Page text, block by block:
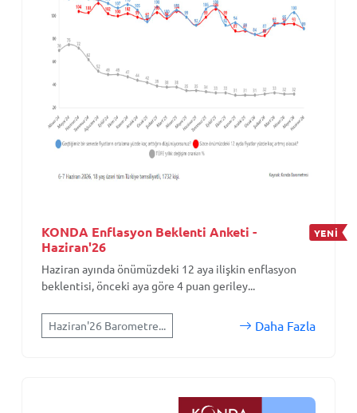
KONDA Enflasyon Beklenti Anketi -
Haziran'26
YENİ
Haziran ayında önümüzdeki 12 aya ilişkin enflasyon
beklentisi, önceki aya göre 4 puan geriley...
Haziran'26 Barometre... Daha Fazla